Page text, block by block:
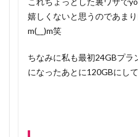
嬉しくないと思うのであま
m(__)m笑
ちなみに私も最初24GBプラ
になったあとに120GBにし